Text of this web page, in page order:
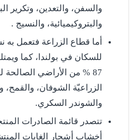
والسفن، والتعدين، وتكرير
والبتروكيميائية، والنسيج .
للسكان في بولندا، كما
87 % من الأراضي
الزراعيّة الشوفان، والقمح،
والشوندر السكري.
تتصدر قائمة الصادرات
أخشاب أشجار الغابات